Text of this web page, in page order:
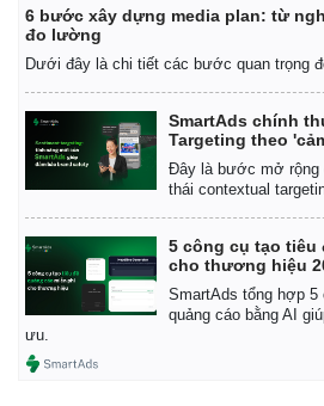
Khởi nghiệp
Thị
Tỷ
Giá
6 bước xây dựng media plan: từ
đo lường
Dưới đây là chi tiết các bước quan trọng
SmartAds chính
Targeting theo
Đây là bước mở rộng
thái contextual
5 công cụ tạo tiêu
cho thương hiệu
SmartAds tổng hợp 5
quảng cáo bằng AI
ưu.